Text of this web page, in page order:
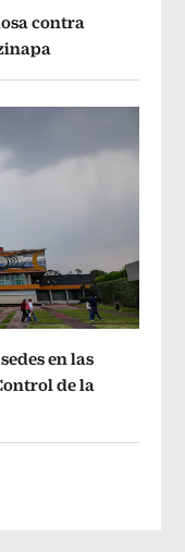
contra
en las
de la